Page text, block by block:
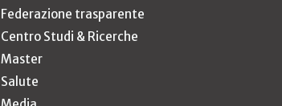
Federazione trasparente
Centro Studi & Ricerche
Master
Salute